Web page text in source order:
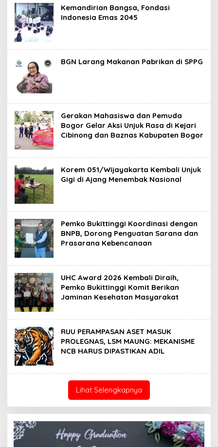
Kemandirian Bangsa, Fondasi
Indonesia Emas 2045
BGN Larang Makanan Pabrikan di SPPG
Gerakan Mahasiswa dan Pemuda
Bogor Gelar Aksi Unjuk Rasa di Kejari
Cibinong dan Baznas Kabupaten Bogor
Korem 051/Wijayakarta Kembali Unjuk
Gigi di Ajang Menembak Nasional
Pemko Bukittinggi Koordinasi dengan
BNPB, Dorong Penguatan Sarana dan
Prasarana Kebencanaan
UHC Award 2026 Kembali Diraih,
Pemko Bukittinggi Komit Berikan
Jaminan Kesehatan Masyarakat
RUU PERAMPASAN ASET MASUK
PROLEGNAS, LSM MAUNG: MEKANISME
NCB HARUS DIPASTIKAN ADIL
Lihat Selengkapnya